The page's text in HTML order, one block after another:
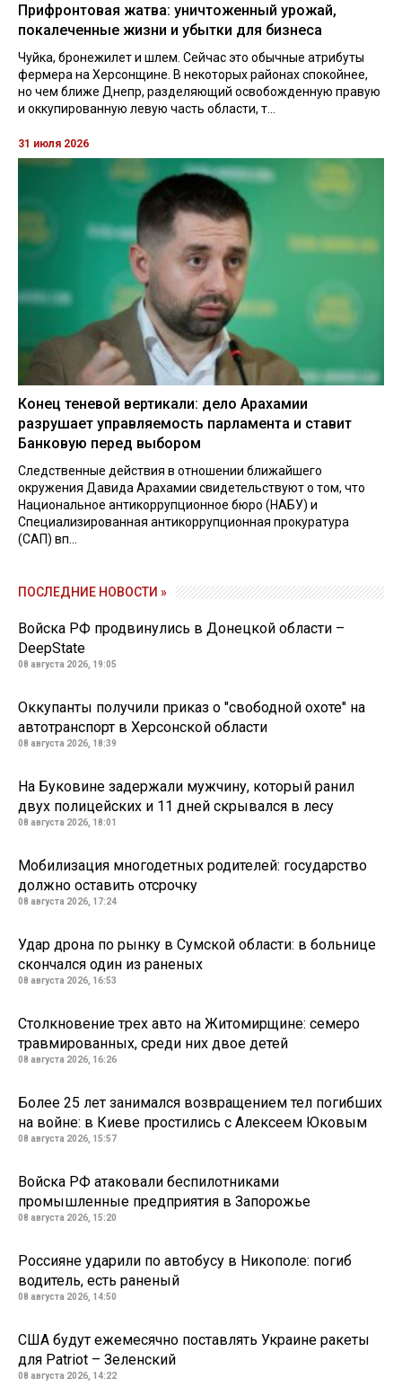
Прифронтовая жатва: уничтоженный урожай,
покалеченные жизни и убытки для бизнеса
Чуйка, бронежилет и шлем. Сейчас это обычные атрибуты
фермера на Херсонщине. В некоторых районах спокойнее,
но чем ближе Днепр, разделяющий освобожденную правую
и оккупированную левую часть области, т...
31 июля 2026
Конец теневой вертикали: дело Арахамии
разрушает управляемость парламента и ставит
Банковую перед выбором
Следственные действия в отношении ближайшего
окружения Давида Арахамии свидетельствуют о том, что
Национальное антикоррупционное бюро (НАБУ) и
Специализированная антикоррупционная прокуратура
(САП) вп...
ПОСЛЕДНИЕ НОВОСТИ »
Войска РФ продвинулись в Донецкой области –
DeepState
08 августа 2026, 19:05
Оккупанты получили приказ о "свободной охоте" на
автотранспорт в Херсонской области
08 августа 2026, 18:39
На Буковине задержали мужчину, который ранил
двух полицейских и 11 дней скрывался в лесу
08 августа 2026, 18:01
Мобилизация многодетных родителей: государство
должно оставить отсрочку
08 августа 2026, 17:24
Удар дрона по рынку в Сумской области: в больнице
скончался один из раненых
08 августа 2026, 16:53
Столкновение трех авто на Житомирщине: семеро
травмированных, среди них двое детей
08 августа 2026, 16:26
Более 25 лет занимался возвращением тел погибших
на войне: в Киеве простились с Алексеем Юковым
08 августа 2026, 15:57
Войска РФ атаковали беспилотниками
промышленные предприятия в Запорожье
08 августа 2026, 15:20
Россияне ударили по автобусу в Никополе: погиб
водитель, есть раненый
08 августа 2026, 14:50
США будут ежемесячно поставлять Украине ракеты
для Patriot – Зеленский
08 августа 2026, 14:22